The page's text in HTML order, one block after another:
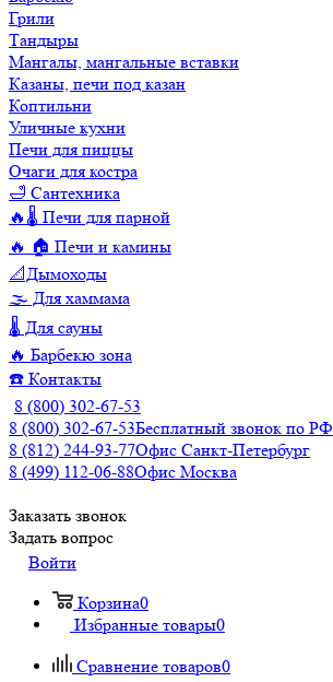
Грили
Тандыры
Мангалы, мангальные вставки
Казаны, печи под казан
Коптильни
Уличные кухни
Печи для пиццы
Очаги для костра
🛁 Сантехника
🔥🌡️ Печи для парной
🔥 🏠 Печи и камины
📐Дымоходы
🌫️ Для хаммама
🌡️ Для сауны
🔥 Барбекю зона
☎️ Контакты
8 (800) 302-67-53
8 (800) 302-67-53Бесплатный звонок по РФ
8 (812) 244-93-77Офис Санкт-Петербург
8 (499) 112-06-88Офис Москва
Заказать звонок
Задать вопрос
Войти
Корзина0
Избранные товары0
Сравнение товаров0